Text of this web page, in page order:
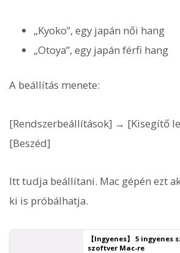
„Kyoko”, egy japán női hang
„Otoya”, egy japán férfi hang
A beállítás menete:
[Rendszerbeállítások] → [Kisegítő
[Beszéd]
Itt tudja beállítani. Mac gépén ezt
ki is próbálhatja.
【Ingyenes】 5 ingyenes
szoftver Mac-re